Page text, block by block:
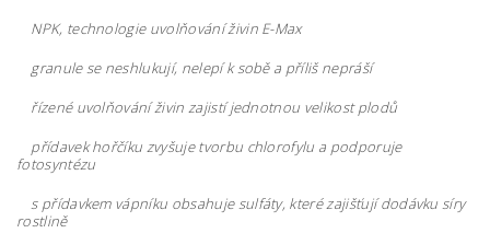
NPK, technologie uvolňování živin E-Max
granule se neshlukují, nelepí k sobě a příliš nepráší
řízené uvolňování živin zajistí jednotnou velikost plodů
přídavek hořčíku zvyšuje tvorbu chlorofylu a podporuje
fotosyntézu
s přídavkem vápníku obsahuje sulfáty, které zajišťují dodávku síry
rostlině